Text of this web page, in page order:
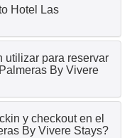
Hotel Las
utilizar para reservar
By Vivere
y checkout en el
By Vivere Stays?